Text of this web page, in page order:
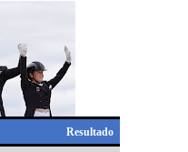
Resultado